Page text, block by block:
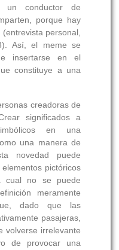
un conductor de
porque hay
personal,
Así, el meme se
insertarse en el
constituye a una
creadoras de
significados a
en una
una manera de
novedad puede
pictóricos
cual no se puede
meramente
dado que las
pasajeras,
volverse irrelevante
de provocar una